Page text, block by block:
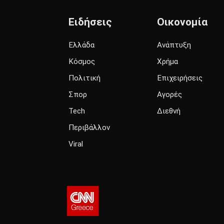
Ειδήσεις
Ελλάδα
Κόσμος
Πολιτική
Σπορ
Tech
Περιβάλλον
Viral
Οικονομία
Ανάπτυξη
Χρήμα
Επιχειρήσεις
Αγορές
Διεθνή